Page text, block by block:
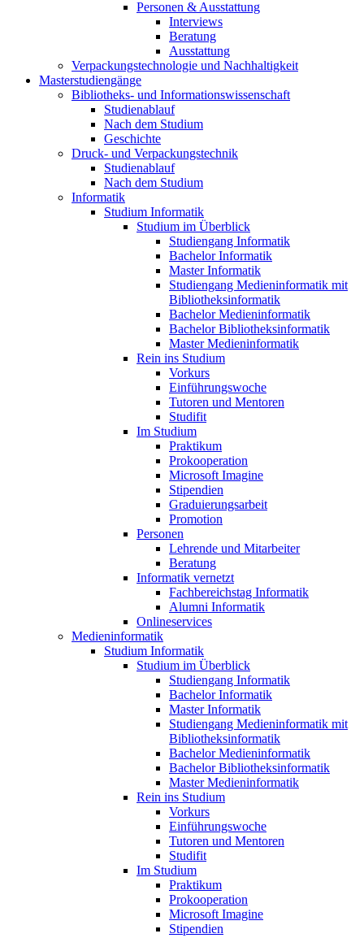
Personen & Ausstattung
Interviews
Beratung
Ausstattung
Verpackungstechnologie und Nachhaltigkeit
Masterstudiengänge
Bibliotheks- und Informationswissenschaft
Studienablauf
Nach dem Studium
Geschichte
Druck- und Verpackungstechnik
Studienablauf
Nach dem Studium
Informatik
Studium Informatik
Studium im Überblick
Studiengang Informatik
Bachelor Informatik
Master Informatik
Studiengang Medieninformatik mit
Bibliotheksinformatik
Bachelor Medieninformatik
Bachelor Bibliotheksinformatik
Master Medieninformatik
Rein ins Studium
Vorkurs
Einführungswoche
Tutoren und Mentoren
Studifit
Im Studium
Praktikum
Prokooperation
Microsoft Imagine
Stipendien
Graduierungsarbeit
Promotion
Personen
Lehrende und Mitarbeiter
Beratung
Informatik vernetzt
Fachbereichstag Informatik
Alumni Informatik
Onlineservices
Medieninformatik
Studium Informatik
Studium im Überblick
Studiengang Informatik
Bachelor Informatik
Master Informatik
Studiengang Medieninformatik mit
Bibliotheksinformatik
Bachelor Medieninformatik
Bachelor Bibliotheksinformatik
Master Medieninformatik
Rein ins Studium
Vorkurs
Einführungswoche
Tutoren und Mentoren
Studifit
Im Studium
Praktikum
Prokooperation
Microsoft Imagine
Stipendien